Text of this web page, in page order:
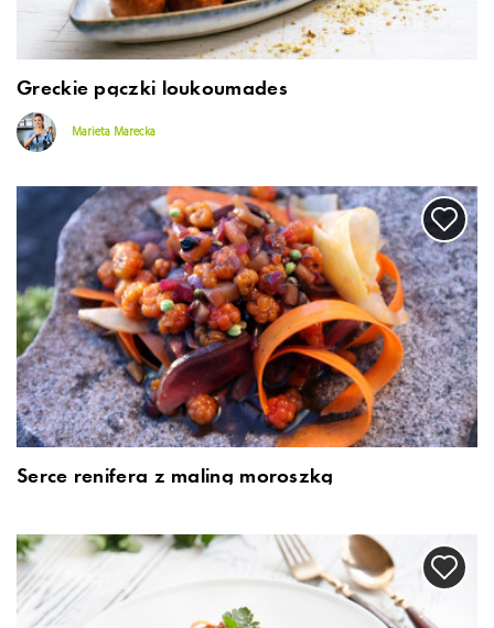
Greckie pączki loukoumades
Marieta Marecka
Serce renifera z maliną moroszką